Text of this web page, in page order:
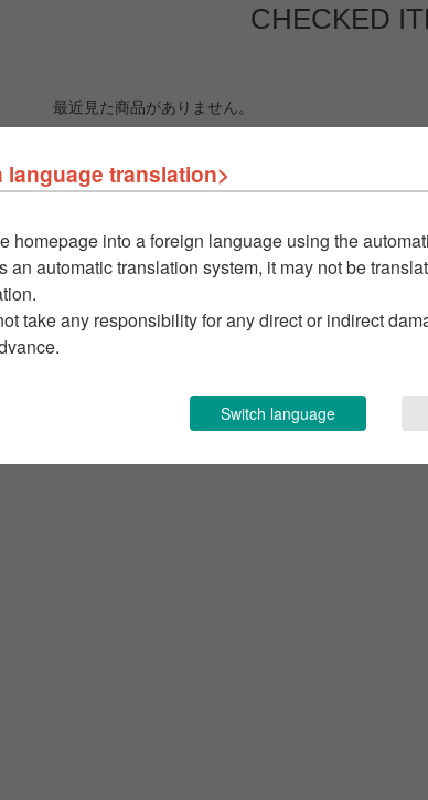
CHECKED
最近見た商品がありません。
translation>
homepage into a foreign language using the
an automatic translation system, it may not be
take any responsibility for any direct or indirect
Switch language